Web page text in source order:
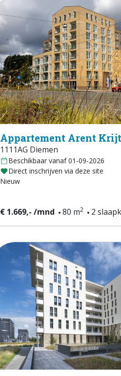
Appartement Arent
1111AG Diemen
Beschikbaar vanaf 01-09-2026
Direct inschrijven via deze site
Nieuw
€ 1.669,- /mnd 80 m2 2